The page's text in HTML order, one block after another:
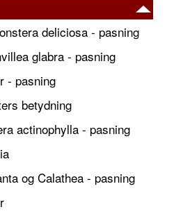
deliciosa - pasning
glabra - pasning
- pasning
betydning
actinophylla - pasning
og Calathea - pasning